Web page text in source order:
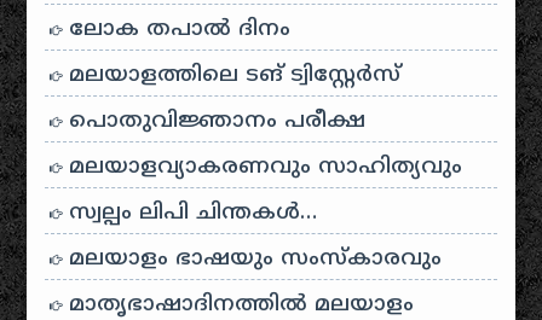
ലോക തപാൽ ദിനം
മലയാളത്തിലെ ടങ് ട്വിസ്റ്റേർസ്
പൊതുവിജ്ഞാനം പരീക്ഷ
മലയാളവ്യാകരണവും സാഹിത്യവും
സ്വല്പം ലിപി ചിന്തകൾ…
മലയാളം ഭാഷയും സംസ്കാരവും
മാതൃഭാഷാദിനത്തിൽ മലയാളം